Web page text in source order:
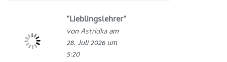
"Lieblingslehrer"
vonAstridkaam
28. Juli 2026 um
5:20